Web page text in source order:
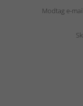
Modtag e-